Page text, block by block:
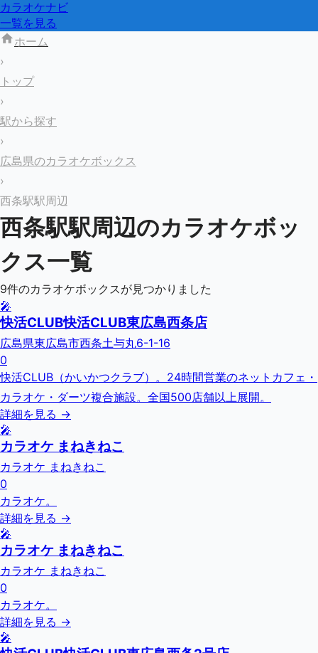
カラオケナビ
一覧を見る
ホーム
›
トップ
›
駅から探す
›
広島県のカラオケボックス
›
西条駅駅周辺
西条駅駅周辺のカラオケボッ
クス一覧
9件のカラオケボックスが見つかりました
🎤
快活CLUB快活CLUB東広島西条店
広島県東広島市西条土与丸6-1-16
0
快活CLUB（かいかつクラブ）。24時間営業のネットカフェ・
カラオケ・ダーツ複合施設。全国500店舗以上展開。
詳細を見る →
🎤
カラオケ まねきねこ
カラオケ まねきねこ
0
カラオケ。
詳細を見る →
🎤
カラオケ まねきねこ
カラオケ まねきねこ
0
カラオケ。
詳細を見る →
🎤